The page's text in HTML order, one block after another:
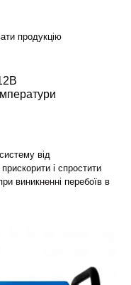
продукцію
від
і спростити
виникненні перебоїв в